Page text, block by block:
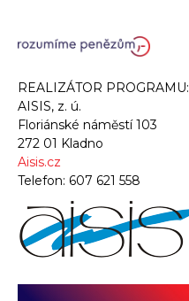
REALIZÁTOR PROGRAMU:
AISIS, z. ú.
Floriánské náměstí 103
272 01 Kladno
Aisis.cz
Telefon: 607 621 558